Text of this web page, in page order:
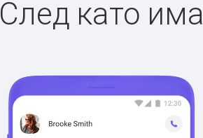
След като